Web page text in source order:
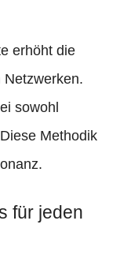
erhöht die
Netzwerken.
sowohl
Methodik
für jeden